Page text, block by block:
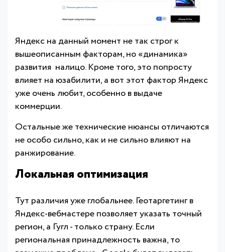
Яндекс на данный момент не так строг к
вышеописанным факторам, но «динамика»
развития налицо. Кроме того, это попросту
влияет на юзабилити, а вот этот фактор Яндекс
уже очень любит, особенно в выдаче
коммерции.
Остальные же технические нюансы отличаются
не особо сильно, как и не сильно влияют на
ранжирование.
Локальная оптимизация
Тут различия уже глобальнее. Геотаргетинг в
Яндекс-вебмастере позволяет указать точный
регион, а Гугл - только страну. Если
региональная принадлежность важна, то